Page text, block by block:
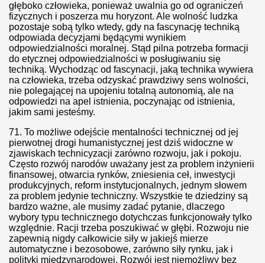
głęboko człowieka, ponieważ uwalnia go od ograniczeń
fizycznych i poszerza mu horyzont. Ale wolność ludzka
pozostaje sobą tylko wtedy, gdy na fascynację techniką
odpowiada decyzjami będącymi wynikiem
odpowiedzialności moralnej. Stąd pilna potrzeba formacji
do etycznej odpowiedzialności w posługiwaniu się
techniką. Wychodząc od fascynacji, jaką technika wywiera
na człowieka, trzeba odzyskać prawdziwy sens wolności,
nie polegającej na upojeniu totalną autonomią, ale na
odpowiedzi na apel istnienia, poczynając od istnienia,
jakim sami jesteśmy.
71. To możliwe odejście mentalności technicznej od jej
pierwotnej drogi humanistycznej jest dziś widoczne w
zjawiskach technicyzacji zarówno rozwoju, jak i pokoju.
Często rozwój narodów uważany jest za problem inżynierii
finansowej, otwarcia rynków, zniesienia ceł, inwestycji
produkcyjnych, reform instytucjonalnych, jednym słowem
za problem jedynie techniczny. Wszystkie te dziedziny są
bardzo ważne, ale musimy zadać pytanie, dlaczego
wybory typu technicznego dotychczas funkcjonowały tylko
względnie. Racji trzeba poszukiwać w głębi. Rozwoju nie
zapewnią nigdy całkowicie siły w jakiejś mierze
automatyczne i bezosobowe, zarówno siły rynku, jak i
polityki międzynarodowej. Rozwój jest niemożliwy bez
jest największym zagrożeniem naszego
sprzeciw
od porażki i odniosły sukces
i rodziny to zbrodnia
diecie medialnej”
pogadanką dla młodzieży w gimnazjum
islamem?
z okazji dnia humanizmu